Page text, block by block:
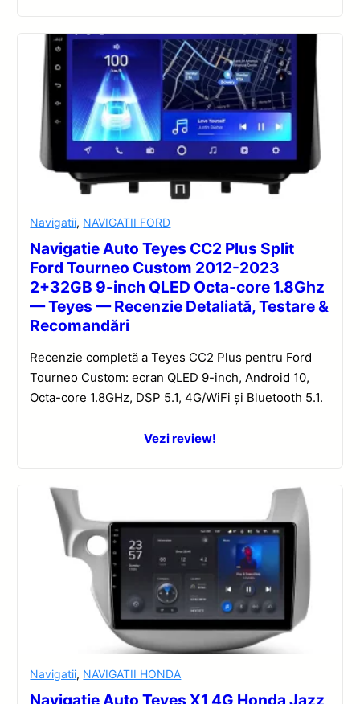
Navigatii, NAVIGATII FORD
Navigatie Auto Teyes CC2 Plus Split
Ford Tourneo Custom 2012-2023
2+32GB 9-inch QLED Octa-core 1.8Ghz
— Teyes — Recenzie Detaliată, Testare &
Recomandări
Recenzie completă a Teyes CC2 Plus pentru Ford
Tourneo Custom: ecran QLED 9-inch, Android 10,
Octa-core 1.8GHz, DSP 5.1, 4G/WiFi și Bluetooth 5.1.
Vezi review!
Navigatii, NAVIGATII HONDA